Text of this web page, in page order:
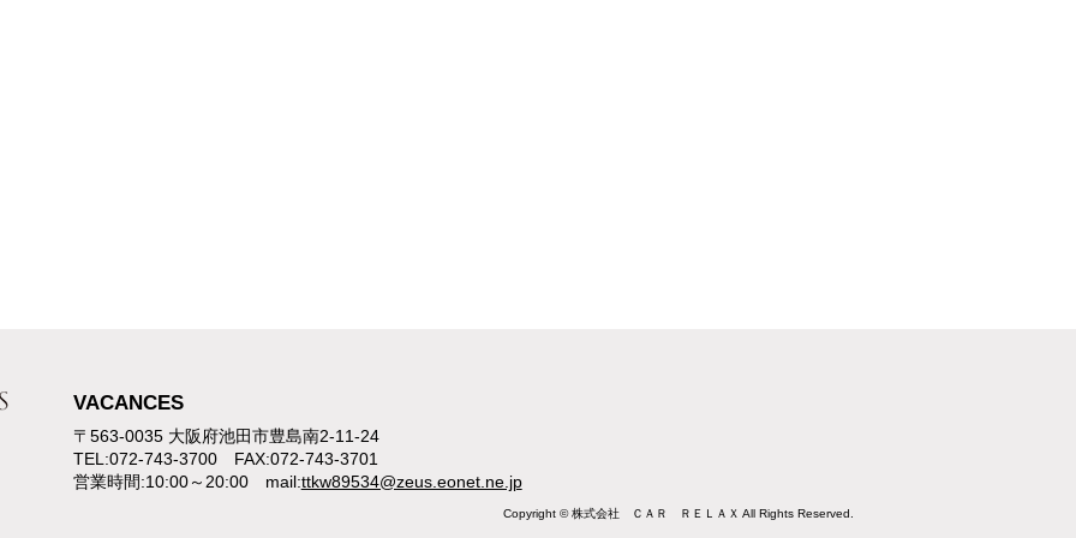
VACANCES
〒563-0035 大阪府池田市豊島南2-11-24
TEL:072-743-3700 FAX:072-743-3701
営業時間:10:00～20:00 mail:ttkw89534@zeus.eonet.ne.jp
Copyright © 株式会社 ＣＡＲ ＲＥＬＡＸ All Rights Reserved.